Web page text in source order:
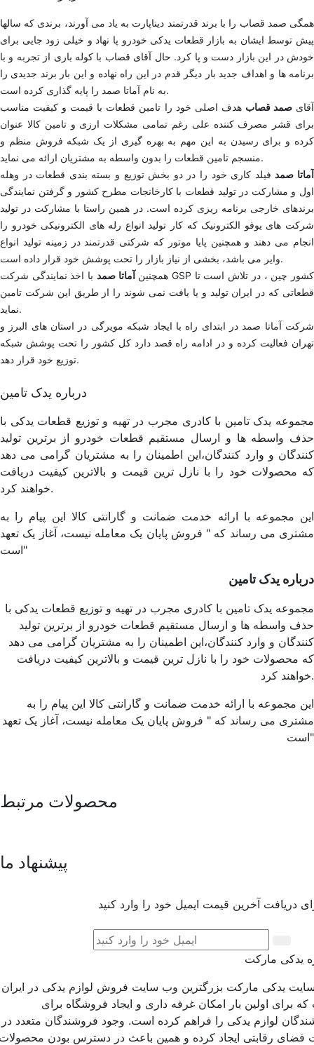
همگی صمد قصاب را با برند قدرتمند دیناپارت به یاد می آورند، برندی که سالها
پیش توسط ایشان به بازار قطعات یدکی خودرو پا نهاد و خیلی زود جایی برای
خودش در این بازار دست و پا کرد. حال آقای قصاب با کوله باری از تجربه و با
برنامه ها و اهداف جدید بار دیگر قدم در این راه نهاده و این بار برند جدیدی را
به نام آماتا صمد را پایه گذاری کرده است.
آقایصمد قصاب هدف اصلی خود را تامین قطعات با قیمت و کیفیت مناسب
برای قشر مصرف کننده علی رغم تمامی مشکلات ارزی و تامین کالا عنوان
کرده و برای رسیدن به این مهم به بهره گیری از یک شبکه فروش منظم و
منسجم تامین قطعات را بدون واسطه به مشتریان ارائه می نماید.
آماتا صمدفیلد کاری خود را در دو بخش توزیع و بسته بندی قطعات در وهله
اول و مشارکت در تولید قطعات با کارخانجات مطرح کشور و گرفتن نمایندگی
برندهای خارجی برنامه ریزی کرده است. در همین راستا با مشارکت در تولید
شرکت های یوفو الکترونیک که کار تولید انواع رله های الکترونیکی خودرو را
انجام می دهند و همچنین پایا موتور که شرکتی قدرتمند در زمینه تولید انواع
وایر می باشد، بخشی از نیاز بازار را تحت پوشش خود قرار داده است.
همچنینآماتا صمد با اخذ نمایندگی شرکت GSP کشور چین ، در تلاش است تا
قطعاتی که در ایران تولید و یا یافت نمی شوند را از طریق این شرکت تامین
نماید.
شرکت آماتا صمد در ابتدای راه با ایجاد شبکه مویرگی در استان های البرز و
تهران فعالیت کرده و در ادامه راه قصد دارد کل کشور را تحت پوشش شبکه
توزیع خود قرار دهد.
درباره یدک تامین
مجموعه یدک تامین با کادری مجرب در تهیه و توزیع قطعات یدکی با
حذف واسطه ها و ارسال مستقیم قطعات خودرو از برترین تولید
کنندگان و وارد کنندگان،این اطمینان را به مشتریان گرامی می دهد
که محصولات خود را با نازل ترین قیمت و بالاترین کیفیت دریافت
خواهند کرد.
این مجموعه با ارائه خدمت ضمانت و گارانتی کالا این پیام را به
مشتری می رساند که " فروش پایان یک معامله نیست، آغاز یک تعهد
است"
درباره یدک تامین
مجموعه یدک تامین با کادری مجرب در تهیه و توزیع قطعات یدکی با
حذف واسطه ها و ارسال مستقیم قطعات خودرو از برترین تولید
کنندگان و وارد کنندگان،این اطمینان را به مشتریان گرامی می دهد
که محصولات خود را با نازل ترین قیمت و بالاترین کیفیت دریافت
خواهند کرد.
این مجموعه با ارائه خدمت ضمانت و گارانتی کالا این پیام را به
مشتری می رساند که " فروش پایان یک معامله نیست، آغاز یک تعهد
است"
محصولات مرتبط
پیشنهاد ما
یدکی مارکت
یدکی مارکت بزرگترین وب سایت فروش لوازم یدکی در ایران
برای اولین بار امکان غرفه داری و ایجاد فروشگاه برای
لوازم یدکی را فراهم کرده است. وجود فروشندگان متعدد در
فضای رقابتی ایجاد کرده و همین باعث در دسترس بودن